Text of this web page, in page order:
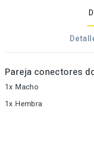
Pareja conectores
1x Macho
1x Hembra